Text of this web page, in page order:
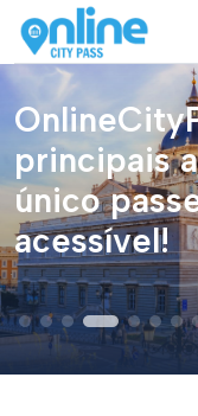
principais
único
acessível!